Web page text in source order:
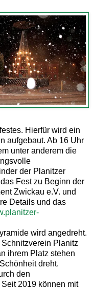
Hierfür wird ein
aufgebaut. Ab 16 Uhr
unter anderem die
der Planitzer
Fest zu Beginn der
Zwickau e.V. und
Details und das
wird angedreht.
Planitz
ihrem Platz stehen
dreht.
den
2019 können mit